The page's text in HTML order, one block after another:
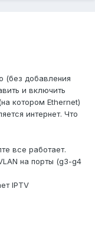
(без добавления
и включить
котором Ethernet)
интернет. Что
все работает.
на порты (g3-g4
IPTV